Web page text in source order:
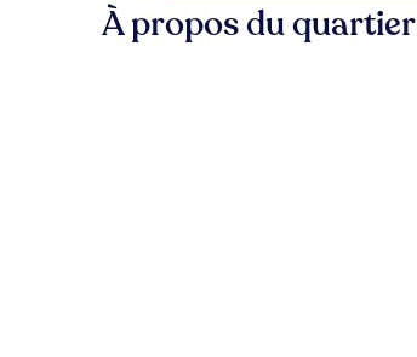
À propos du quartier